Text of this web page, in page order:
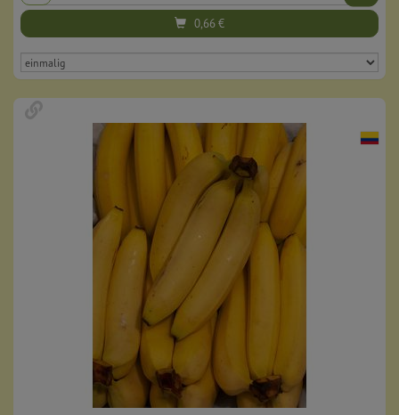
0,66€